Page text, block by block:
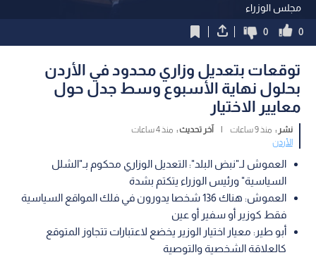
مجلس الوزراء
0
0
توقعات بتعديل وزاري محدود في الأردن
بحلول نهاية الأسبوع وسط جدل حول
معايير الاختيار
نشر : منذ 9 ساعات آخر تحديث : منذ 4 ساعات
الأردن
العموش لـ"نبض البلد": التعديل الوزاري محكوم بـ"الشلل
السياسية" ورئيس الوزراء يتكتم بشدة
العموش: هناك 136 شخصا يدورون في فلك المواقع السياسية
فقط كوزير أو سفير أو عين
أبو طير: معيار اختيار الوزير يخضع لاعتبارات تتجاوز المتوقع
كالعلاقة الشخصية والتوصية